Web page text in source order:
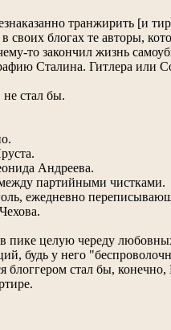
транжирить [и
своих блогах те авторы,
то закончил жизнь
Сталина. Гитлера или
стал бы.
Андреева.
партийными чистками.
ежедневно
пике целую череду
будь у него
стал бы, конечно,